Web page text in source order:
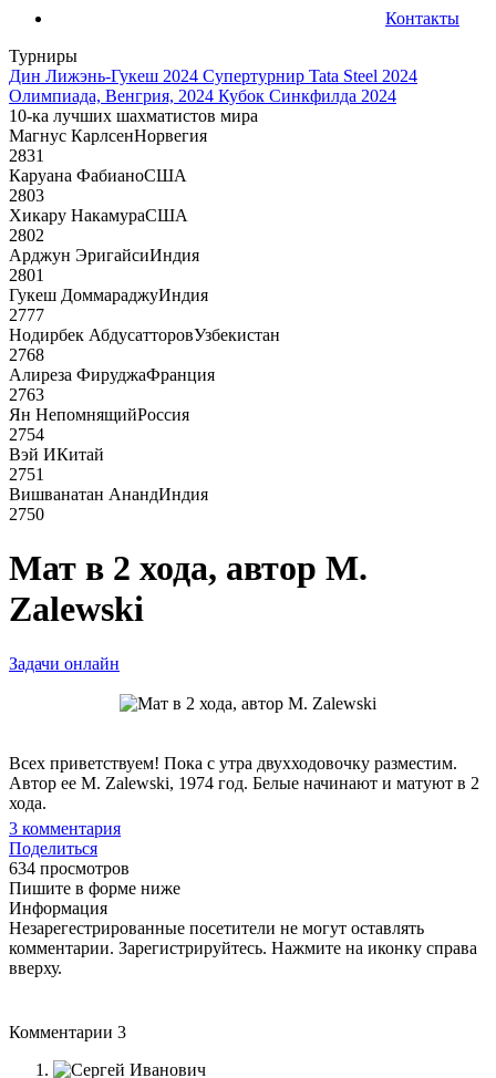
Контакты
Турниры
Дин Лижэнь-Гукеш 2024 Супертурнир Tata Steel 2024
Олимпиада, Венгрия, 2024 Кубок Синкфилда 2024
10-ка лучших шахматистов мира
Магнус КарлсенНорвегия
2831
Каруана ФабианоСША
2803
Хикару НакамураСША
2802
Арджун ЭригайсиИндия
2801
Гукеш ДоммараджуИндия
2777
Нодирбек АбдусатторовУзбекистан
2768
Алиреза ФируджаФранция
2763
Ян НепомнящийРоссия
2754
Вэй ИКитай
2751
Вишванатан АнандИндия
2750
Мат в 2 хода, автор M.
Zalewski
Задачи онлайн
Всех приветствуем! Пока с утра двухходовочку разместим.
Автор ее M. Zalewski, 1974 год. Белые начинают и матуют в 2
хода.
3 комментария
Поделиться
634 просмотров
Пишите в форме ниже
Информация
Незарегестрированные посетители не могут оставлять
комментарии. Зарегистрируйтесь. Нажмите на иконку справа
вверху.
Комментарии 3